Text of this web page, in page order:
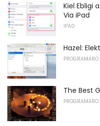
Kiel Ebligi
Via iPad
IPAD
Hazel:
The Best